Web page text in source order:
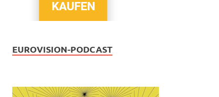
EUROVISION-PODCAST